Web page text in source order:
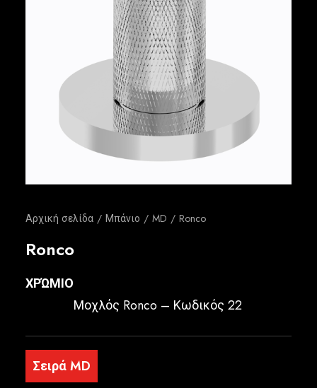
Tελειωματα
Που να αγορασετε
Επαφές
Ελληνικά
Αρχική σελίδα Μπάνιο MD Ronco
Ronco
ΧΡΏΜΙΟ
Μοχλός Ronco – Κωδικός 22
Σειρά MD